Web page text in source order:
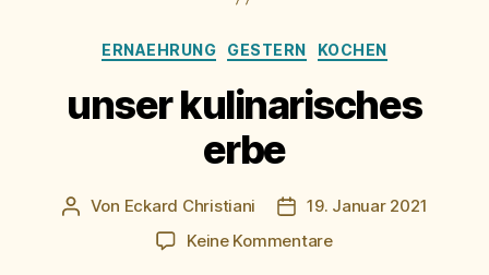
Kategorien
ERNAEHRUNG GESTERN KOCHEN
unser kulinarisches
erbe
Beitragsautor
Von Eckard Christiani Beitragsdatum
19. Januar 2021
Keine Kommentarezu